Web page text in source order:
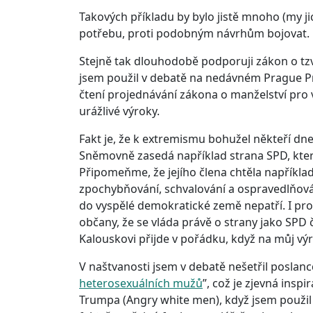
Takových příkladu by bylo jistě mnoho (my
potřebu, proti podobným návrhům bojovat.
Stejně tak dlouhodobě podporuji zákon o
jsem použil v debatě na nedávném Prague
čtení projednávání zákona o manželství
urážlivé výroky.
Fakt je, že k extremismu bohužel někteří
Sněmovně zasedá například strana SPD,
Připomeňme, že jejího člena chtěla
zpochybňování, schvalování a
do vyspělé demokratické země nepatří. I
občany, že se vláda právě o strany jako
Kalouskovi přijde v pořádku, když na můj
V naštvanosti jsem v debatě nešetřil
heterosexuálních mužů”, což je zjevná
Trumpa (Angry white men), když jsem